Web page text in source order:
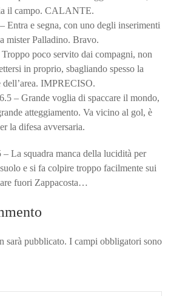
il campo. CALANTE.
Entra e segna, con uno degli inserimenti
mister Palladino. Bravo.
poco servito dai compagni, non
in proprio, sbagliando spesso la
dell’area. IMPRECISO.
– Grande voglia di spaccare il mondo,
atteggiamento. Va vicino al gol, è
la difesa avversaria.
La squadra manca della lucidità per
e si fa colpire troppo facilmente sui
fuori Zappacosta…
sarà pubblicato. I campi obbligatori sono